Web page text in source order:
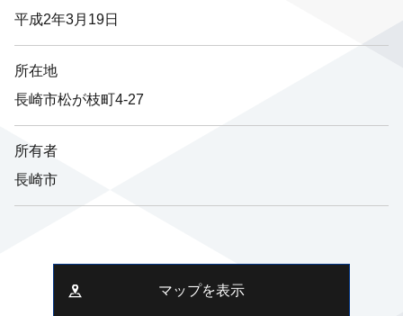
平成2年3月19日
所在地
長崎市松が枝町4‐27
所有者
長崎市
マップを表示